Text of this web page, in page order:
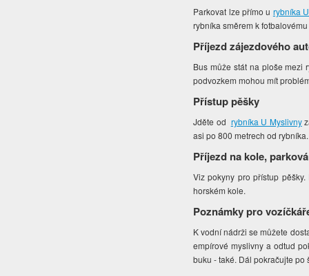
Parkovat lze přímo u rybníka
rybníka směrem k
Příjezd zájezdového
Bus může stát na ploše mezi
podvozkem mohou mít
Přístup pěšky
Jděte od rybníka U Myslivny
asi po 800 metrech od
Příjezd na kole,
Viz pokyny pro přístup
horském kole.
Poznámky pro
K vodní nádrži se můžete
empírové myslivny a odtud
buku - také. Dál pokračujte